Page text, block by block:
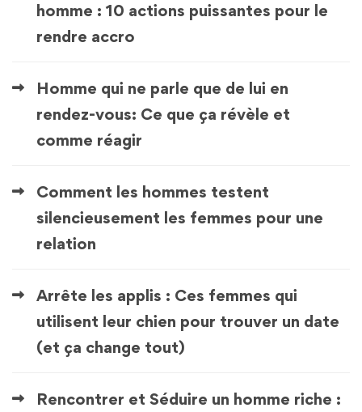
homme : 10 actions puissantes pour le
rendre accro
Homme qui ne parle que de lui en
rendez-vous: Ce que ça révèle et
comme réagir
Comment les hommes testent
silencieusement les femmes pour une
relation
Arrête les applis : Ces femmes qui
utilisent leur chien pour trouver un date
(et ça change tout)
Rencontrer et Séduire un homme riche :